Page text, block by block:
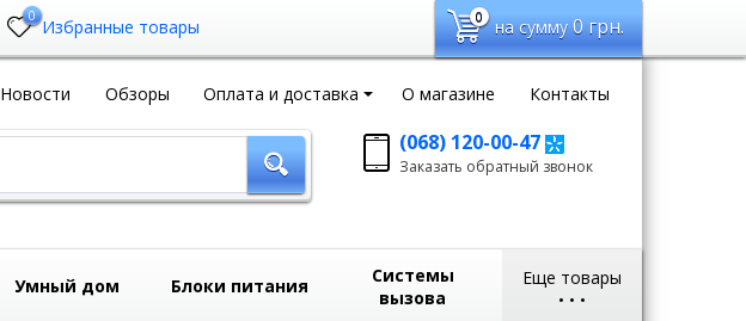
0 Избранные товары 0 на сумму 0грн.
Новости Обзоры Оплата и доставка О магазине Контакты
(068) 120-00-47
Заказать обратный
Заказать обратный звонок
Еще товары
• • •
Умный дом Блоки питания
Системы
вызова